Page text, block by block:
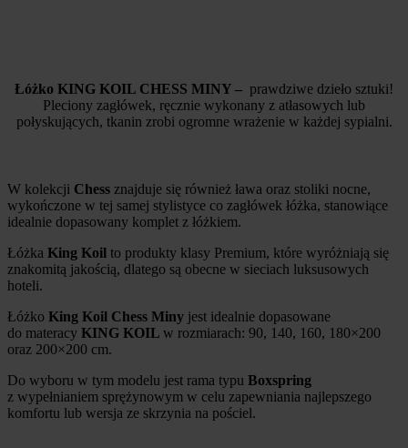
Łóżko KING KOIL CHESS MINY – prawdziwe dzieło sztuki!
Pleciony zagłówek, ręcznie wykonany z atłasowych lub
połyskujących, tkanin zrobi ogromne wrażenie w każdej sypialni.
W kolekcji Chess znajduje się również ława oraz stoliki nocne,
wykończone w tej samej stylistyce co zagłówek łóżka, stanowiące
idealnie dopasowany komplet z łóżkiem.
Łóżka King Koil to produkty klasy Premium, które wyróżniają się
znakomitą jakością, dlatego są obecne w sieciach luksusowych
hoteli.
Łóżko King Koil Chess Miny jest idealnie dopasowane
do materacy KING KOIL w rozmiarach: 90, 140, 160, 180×200
oraz 200×200 cm.
Do wyboru w tym modelu jest rama typu Boxspring
z wypełnianiem sprężynowym w celu zapewniania najlepszego
komfortu lub wersja ze skrzynia na pościel.